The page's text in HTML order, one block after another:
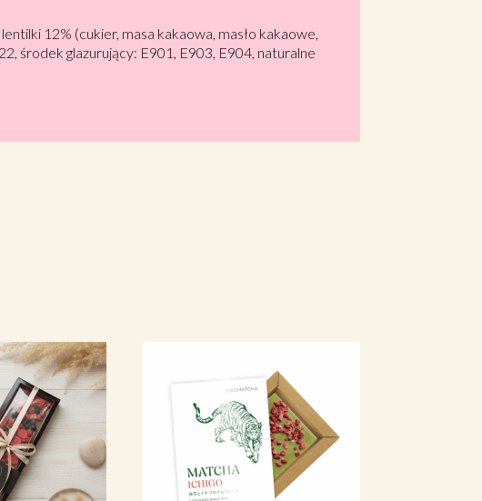
12% (cukier, masa kakaowa, masło kakaowe,
środek glazurujący: E901, E903, E904, naturalne